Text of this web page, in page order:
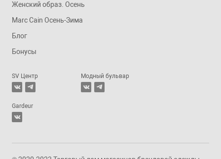
Женский образ. Осень
Marc Cain Осень-Зима
Блог
Бонусы
SV Центр Модный бульвар
Gardeur